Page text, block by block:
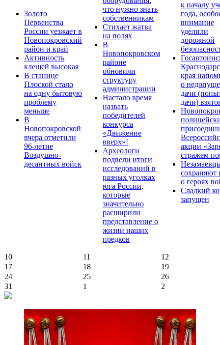
Золото
Первенства
России уезжает в
Новопокровский
район и край
Активность
клещей высокая
В станице
Плоской стало
на одну бытовую
проблему
меньше
В
Новопокровской
вчера отметили
96-летие
Воздушно-
десантных войск
что нужно знать
собственникам
Стихает жатва
на полях
В
Новопокровском
районе
обновили
структуру
администрации
Настало время
назвать
победителей
конкурса
«Движение
вверх»!
Археологи
подвели итоги
исследований в
разных уголках
юга России,
которые
значительно
расширили
представление о
жизни наших
предков
к началу
года,
внимание
уделили
дорожной
края
о
дачи
дачи)
акции
стражем
сохраняют
о героях
Сладкий
запущен
10 11
12
17
18
19
24
25
26
31
1 2